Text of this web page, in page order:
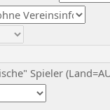
Spieler